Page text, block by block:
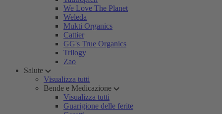
We Love The Planet
Weleda
Mukti Organics
Cattier
GG's True Organics
Trilogy
Zao
Salute
Visualizza tutti
Bende e Medicazione
Visualizza tutti
Guarigione delle ferite